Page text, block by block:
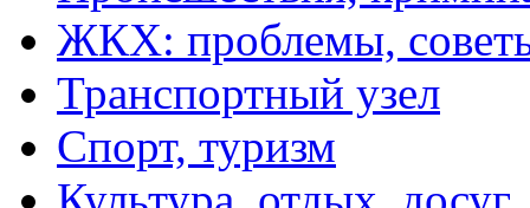
ЖКХ: проблемы,
Транспортный узел
Спорт, туризм